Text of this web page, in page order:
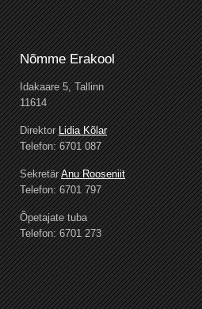
Nõmme Erakool
Idakaare 5, Tallinn
11614
DirektorLidia Kõlar
Telefon: 6701 087
SekretärAnu Rooseniit
Telefon: 6701 797
Õpetajate tuba
Telefon: 6701 273